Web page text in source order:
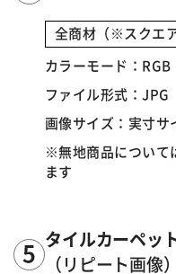
全商材（※スクエ
カラーモード：RGB
ファイル形式：JPG
画像サイズ：実寸サ
※無地商品について
ます
タイルカーペッ
（リピート画像）